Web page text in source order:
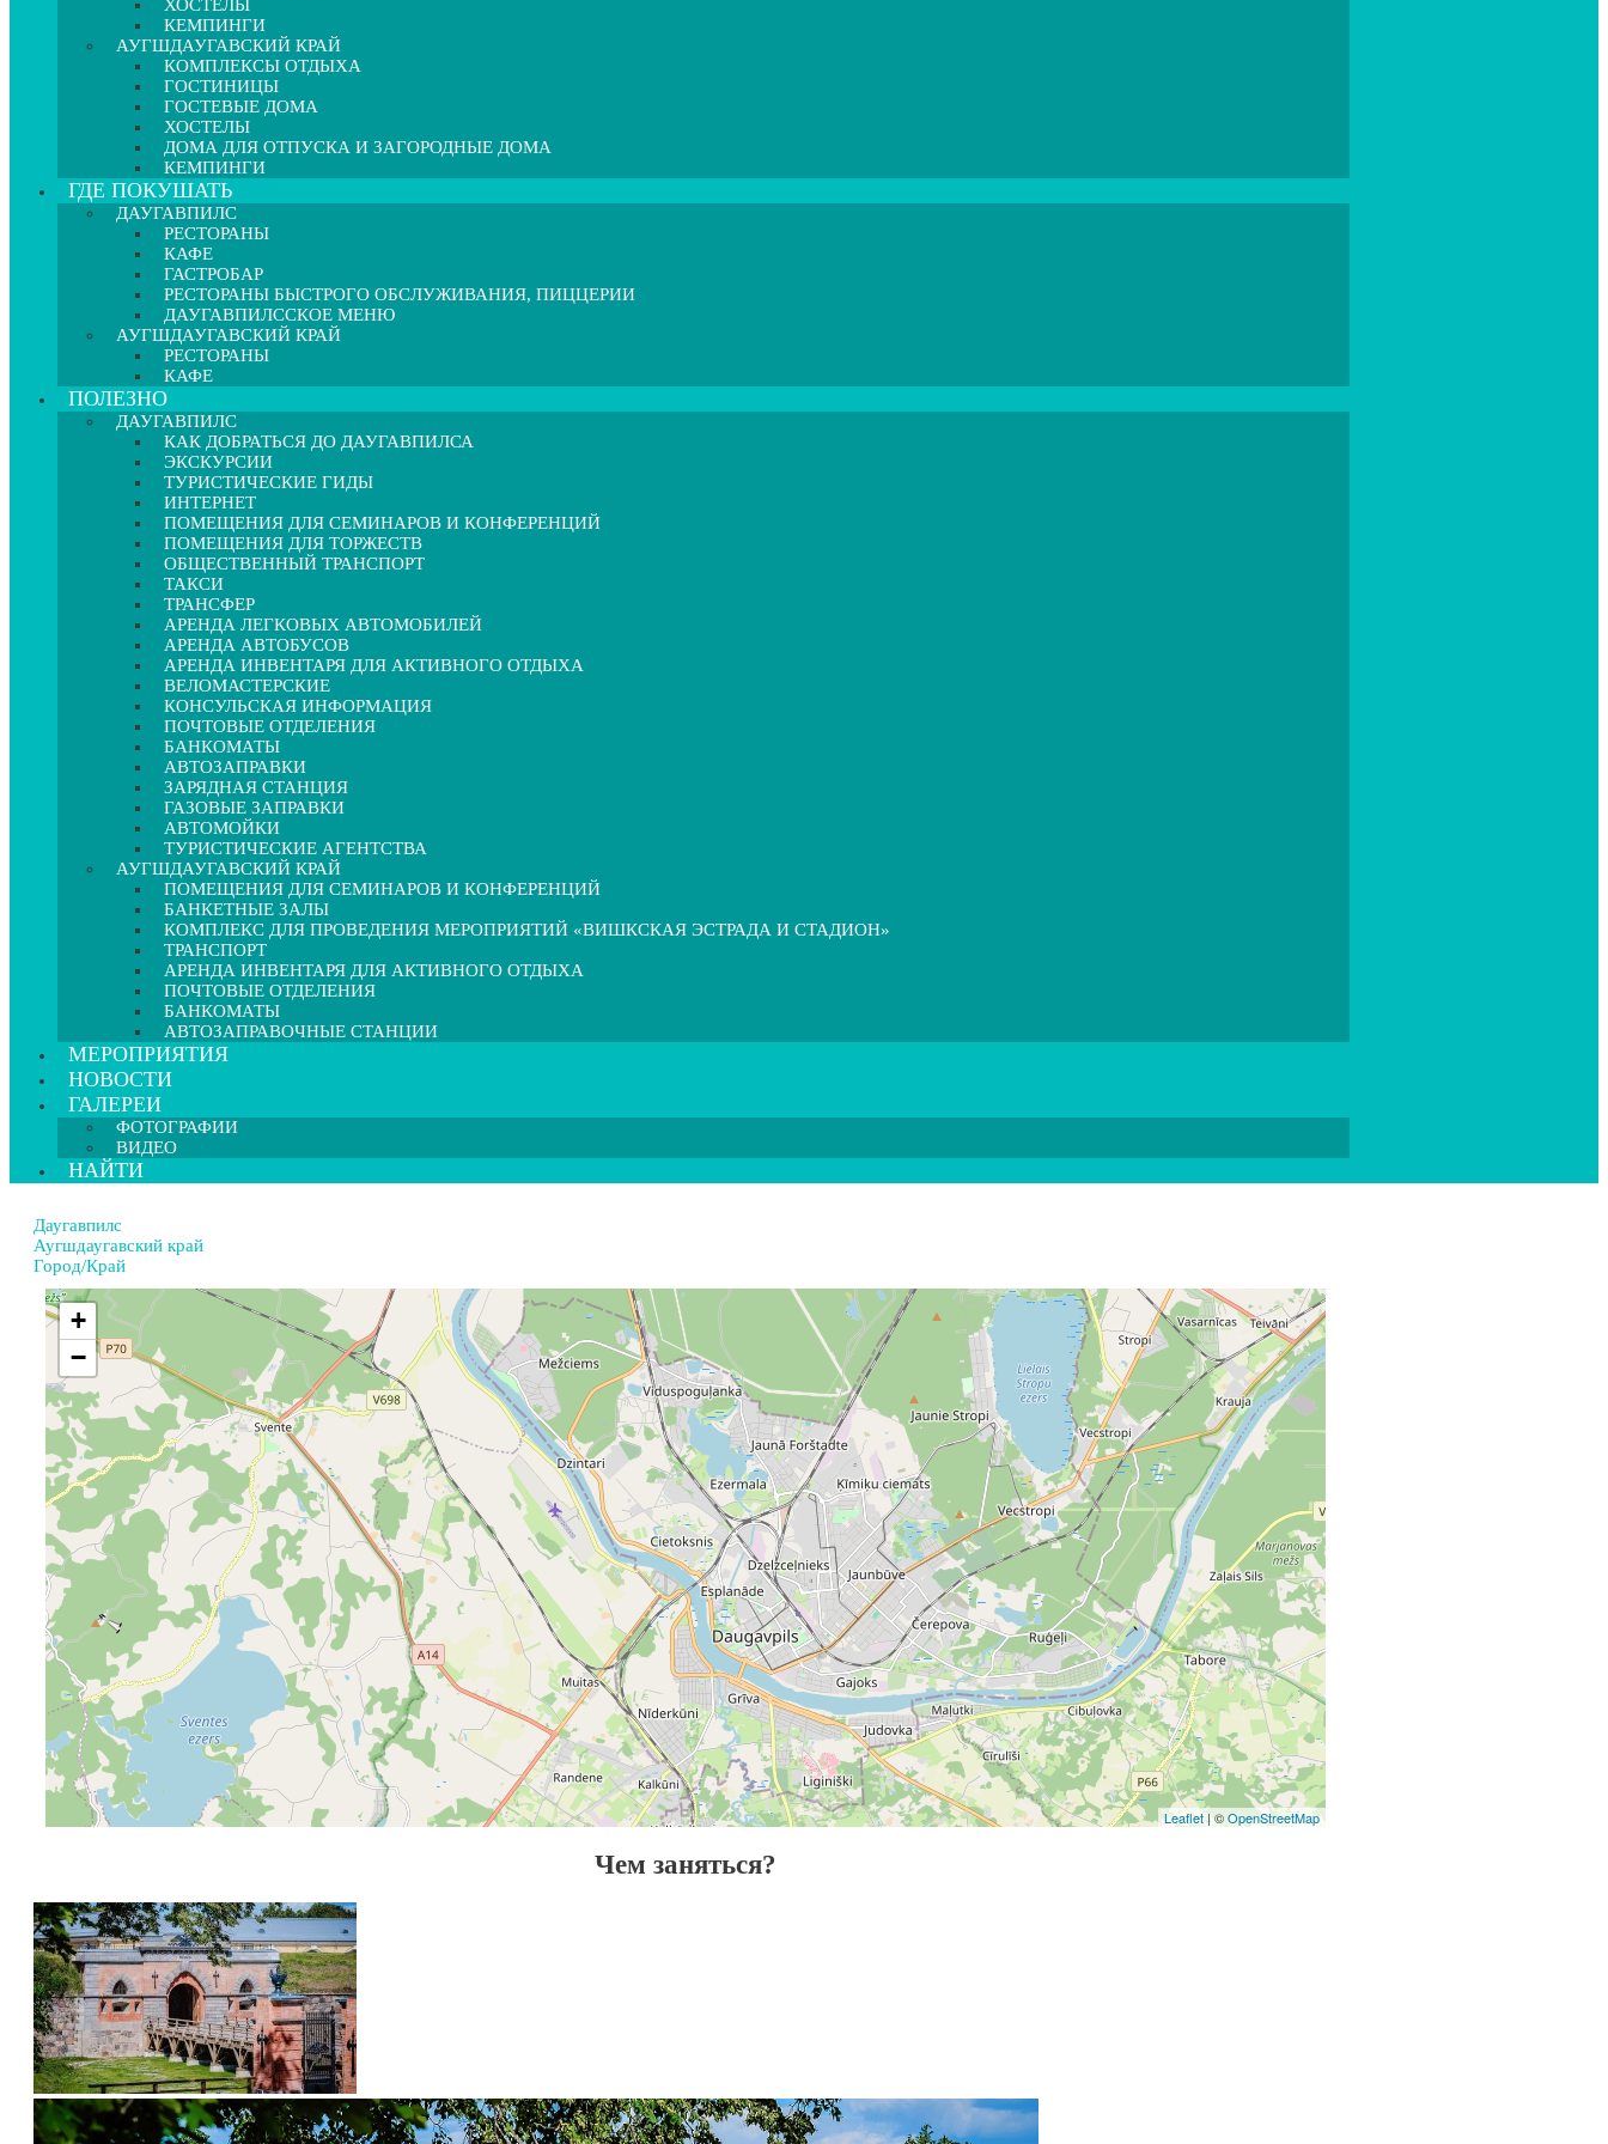
ХОСТЕЛЫ
КЕМПИНГИ
АУГШДАУГАВСКИЙ КРАЙ
КОМПЛЕКСЫ ОТДЫХА
ГОСТИНИЦЫ
ГОСТЕВЫЕ ДОМА
ХОСТЕЛЫ
ДОМА ДЛЯ ОТПУСКА И ЗАГОРОДНЫЕ ДОМА
КЕМПИНГИ
ГДЕ ПОКУШАТЬ
ДАУГАВПИЛС
РЕСТОРАНЫ
КАФЕ
ГАСТРОБАР
РЕСТОРАНЫ БЫСТРОГО ОБСЛУЖИВАНИЯ, ПИЦЦЕРИИ
ДАУГАВПИЛССКОЕ МЕНЮ
АУГШДАУГАВСКИЙ КРАЙ
РЕСТОРАНЫ
КАФЕ
ПОЛЕЗНО
ДАУГАВПИЛС
КАК ДОБРАТЬСЯ ДО ДАУГАВПИЛСА
ЭКСКУРСИИ
ТУРИСТИЧЕСКИЕ ГИДЫ
ИНТЕРНЕТ
ПОМЕЩЕНИЯ ДЛЯ СЕМИНАРОВ И КОНФЕРЕНЦИЙ
ПОМЕЩЕНИЯ ДЛЯ ТОРЖЕСТВ
ОБЩЕСТВЕННЫЙ ТРАНСПОРТ
ТАКСИ
ТРАНСФЕР
АРЕНДА ЛЕГКОВЫХ АВТОМОБИЛЕЙ
АРЕНДА АВТОБУСОВ
АРЕНДА ИНВЕНТАРЯ ДЛЯ АКТИВНОГО ОТДЫХА
ВЕЛОМАСТЕРСКИЕ
КОНСУЛЬСКАЯ ИНФОРМАЦИЯ
ПОЧТОВЫЕ ОТДЕЛЕНИЯ
БАНКОМАТЫ
АВТОЗАПРАВКИ
ЗАРЯДНАЯ СТАНЦИЯ
ГАЗОВЫЕ ЗАПРАВКИ
АВТОМОЙКИ
ТУРИСТИЧЕСКИЕ АГЕНТСТВА
АУГШДАУГАВСКИЙ КРАЙ
ПОМЕЩЕНИЯ ДЛЯ СЕМИНАРОВ И КОНФЕРЕНЦИЙ
БАНКЕТНЫЕ ЗАЛЫ
КОМПЛЕКС ДЛЯ ПРОВЕДЕНИЯ МЕРОПРИЯТИЙ «ВИШКСКАЯ ЭСТРАДА И СТАДИОН»
ТРАНСПОРТ
АРЕНДА ИНВЕНТАРЯ ДЛЯ АКТИВНОГО ОТДЫХА
ПОЧТОВЫЕ ОТДЕЛЕНИЯ
БАНКОМАТЫ
АВТОЗАПРАВОЧНЫЕ СТАНЦИИ
МЕРОПРИЯТИЯ
НОВОСТИ
ГАЛЕРЕИ
ФОТОГРАФИИ
ВИДЕО
НАЙТИ
Даугавпилс
Аугшдаугавский край
Город/Край
+
−
Leaflet| ©OpenStreetMap
Чем заняться?